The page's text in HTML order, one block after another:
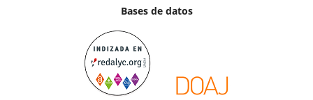
Bases de datos